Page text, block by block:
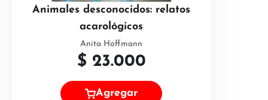
Animales desconocidos: relatos
acarológicos
Anita Hoffmann
$ 23.000
Agregar